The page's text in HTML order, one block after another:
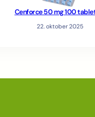
Cenforce 50 mg 100
22. oktober 2025